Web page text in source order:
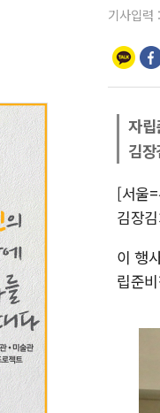
기사입력 :
자
김
[서울
김장
이 행
립준